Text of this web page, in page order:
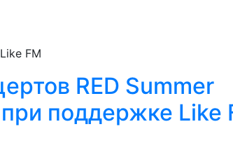
FM
RED Summer
поддержке Like